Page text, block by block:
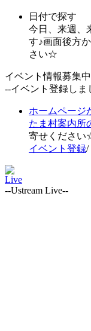
日付で探す
今日、来週、
す♪画面後方
さい☆
イベント情報募集中
--イベント登録しま
ホームページ
たま村案内所
寄せくださ
イベント登録/
Live
--Ustream Live--